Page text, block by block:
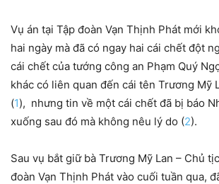
Vụ án tại Tập đoàn Vạn Thịnh Phát mới
hai ngày mà đã có ngay hai cái chết đột
cái chết của tướng công an Phạm Quý
khác có liên quan đến cái tên Trương Mỹ
(1), nhưng tin về một cái chết đã bị báo
xuống sau đó mà không nêu lý do (2).
Sau vụ bắt giữ bà Trương Mỹ Lan – Chủ
đoàn Vạn Thịnh Phát vào cuối tuần qua,